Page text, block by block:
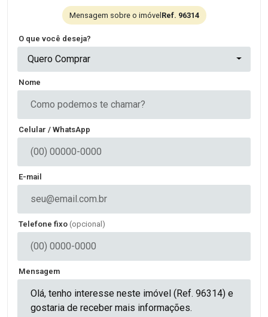
Mensagem sobre o imóvelRef. 96314
O que você deseja?
Quero Comprar
Nome
Celular / WhatsApp
E-mail
Telefone fixo (opcional)
Mensagem